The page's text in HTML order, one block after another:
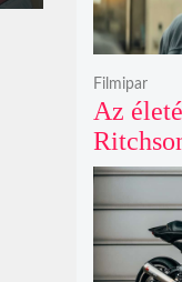
Az
Filmipar